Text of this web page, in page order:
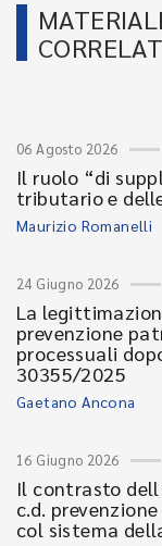
MATERIALI
06 Agosto 2026
Il ruolo “di
tributario e
Maurizio Romanelli
24 Giugno 2026
La
prevenzione
processuali
30355/2025
Gaetano Ancona
16 Giugno 2026
Il contrasto
c.d.
col sistema